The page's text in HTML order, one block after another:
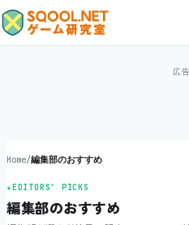
Home/編集部のおすすめ
★EDITORS' PICKS
編集部のおすすめ